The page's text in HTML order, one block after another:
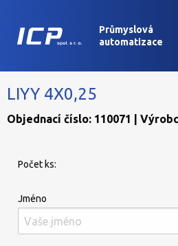
Průmyslová
automatizace
LIYY 4X0,25
Objednací číslo: 110071 |
Počet ks:
Jméno